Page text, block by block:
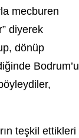
mecburen
diyerek
dönüp
Bodrum’u
teşkil ettikleri